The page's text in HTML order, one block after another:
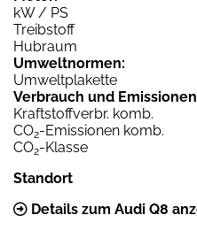
kW / PS
Treibstoff
Hubraum
Umweltnormen:
Umweltplakette
Verbrauch und
Kraftstoffverbr. komb.
CO2-Emissionen komb.
CO2-Klasse
Standort
Details zum Audi Q8